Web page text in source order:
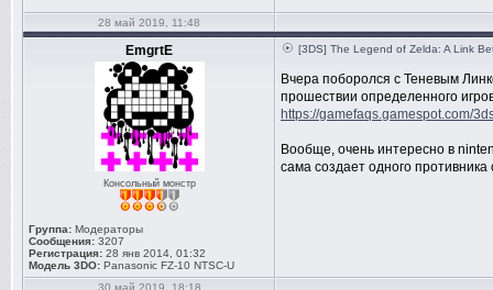
28 май 2019, 11:48
EmgrtE
Консольный монстр
Группа: Модераторы
Сообщения: 3207
Регистрация: 28 янв 2014, 01:32
Модель 3DO: Panasonic FZ-10 NTSC-U
[3DS] The Legend of Zelda: A Link
Вчера поборолся с Теневым
прошествии определенного
https://gamefaqs.gamespot.com/
Вообще, очень интересно в
сама создает одного
30 май 2019, 18:18